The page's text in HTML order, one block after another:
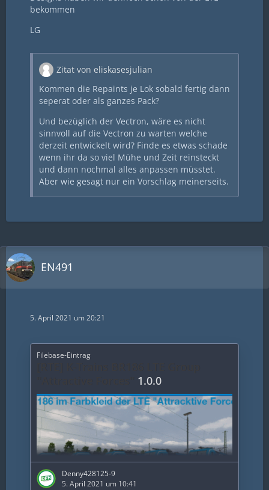
bekommen
LG
Zitat von eliskasesjulian
Kommen die Repaints je Lok sobald fertig dann
seperat oder als ganzes Pack?
Und bezüglich der Vectron, wäre es nicht
sinnvoll auf die Vectron zu warten welche
derzeit entwickelt wird? Finde es etwas schade
wenn ihr da so viel Mühe und Zeit reinsteckt
und dann nochmal alles anpassen müsstet.
Aber wie gesagt nur ein Vorschlag meinerseits.
EN491
5. April 2021 um 20:21
Filebase-Eintrag
1.0.0
Denny428125-9
5. April 2021 um 10:41